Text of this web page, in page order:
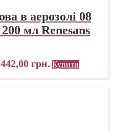
в аерозолі 08
мл Renesans
442,00 грн. Купити